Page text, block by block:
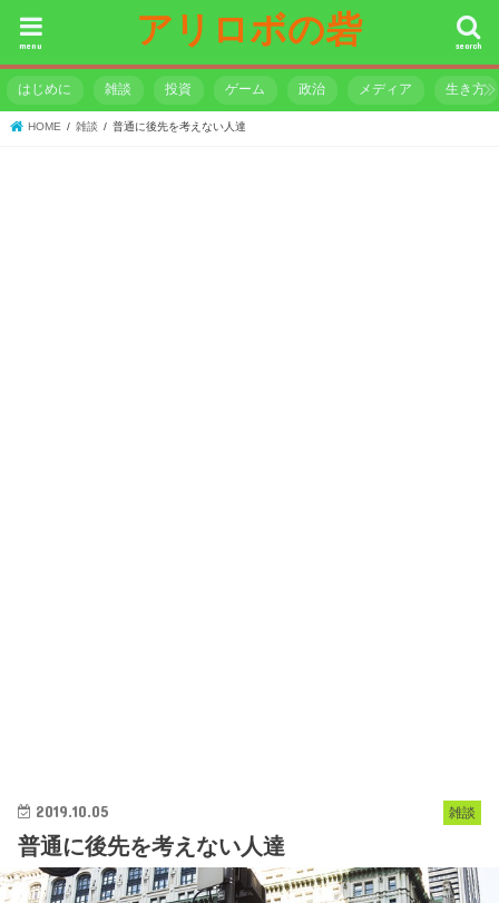
アリロボの砦 search
menu
はじめに 雑談 投資 ゲーム 政治 メディア 生き方
HOME 雑談 普通に後先を考えない人達
雑談
2019.10.05
普通に後先を考えない人達